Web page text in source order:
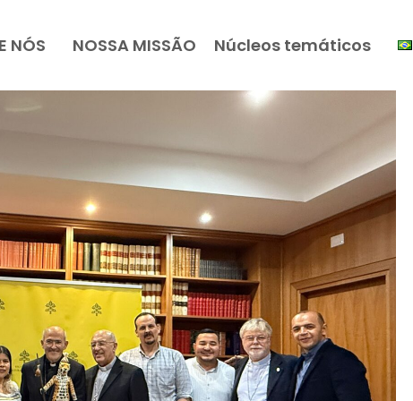
NÓS NOSSA MISSÃO Núcleos temáticos